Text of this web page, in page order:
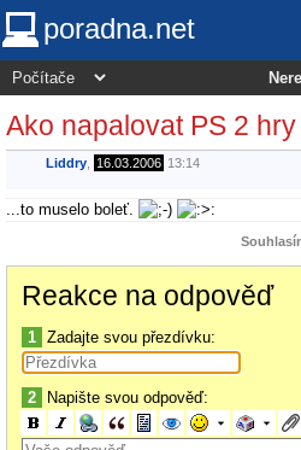
poradna.net
Ako napalovat PS 2 hry
Liddry 16.03.2006 13:14
...to muselo boleť.
Reakce na odpověď
1 Zadajte svou přezdívku:
2 Napište svou odpověď: